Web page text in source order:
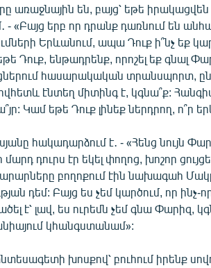
առաջնային են, բայց՝ եթե
- «Բայց երբ որ դրանք դառնում են
Երևանում, ապա Դուք ի՞նչ եք
Դուք, ենթադրենք, որոշել եք գնալ
հասարակական տրանսպորտ,
էնտեղ միտինգ է, կգնա՞ք:
Կամ եթե Դուք լինեք ներդրող, ո՞ր
հակադարձում է․ - «Հենց նույն
մարդ դուրս էր եկել փողոց, խոշոր
բողոքում էին նախագահ
դեմ: Բայց ես չեմ կարծում, որ ինչ-
է՝ լավ, ես ուրեմն չեմ գնա
կհանգստանամ»:
խոսքով՝ բուհում իրենք